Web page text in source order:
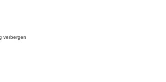
verbergen